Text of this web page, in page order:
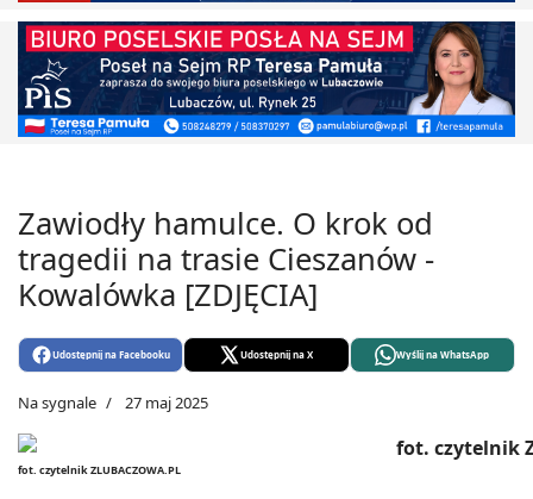
Zawiodły hamulce. O krok od
tragedii na trasie Cieszanów -
Kowalówka [ZDJĘCIA]
Udostępnij na Facebooku Udostępnij na X Wyślij na WhatsApp
Na sygnale 27 maj 2025
fot. czytelnik ZLUBACZOWA.PL